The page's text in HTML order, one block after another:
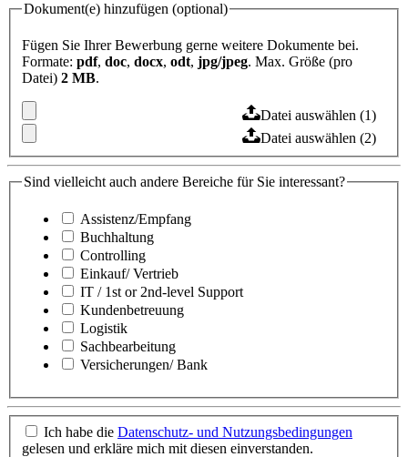
Dokument(e) hinzufügen (optional)
Fügen Sie Ihrer Bewerbung gerne weitere Dokumente bei.
Formate: pdf, doc, docx, odt, jpg/jpeg. Max. Größe (pro
Datei) 2 MB.
Datei auswählen (1)
Datei auswählen (2)
Sind vielleicht auch andere Bereiche für Sie interessant?
Assistenz/Empfang
Buchhaltung
Controlling
Einkauf/ Vertrieb
IT / 1st or 2nd-level Support
Kundenbetreuung
Logistik
Sachbearbeitung
Versicherungen/ Bank
Ich habe die Datenschutz- und Nutzungsbedingungen
gelesen und erkläre mich mit diesen einverstanden.